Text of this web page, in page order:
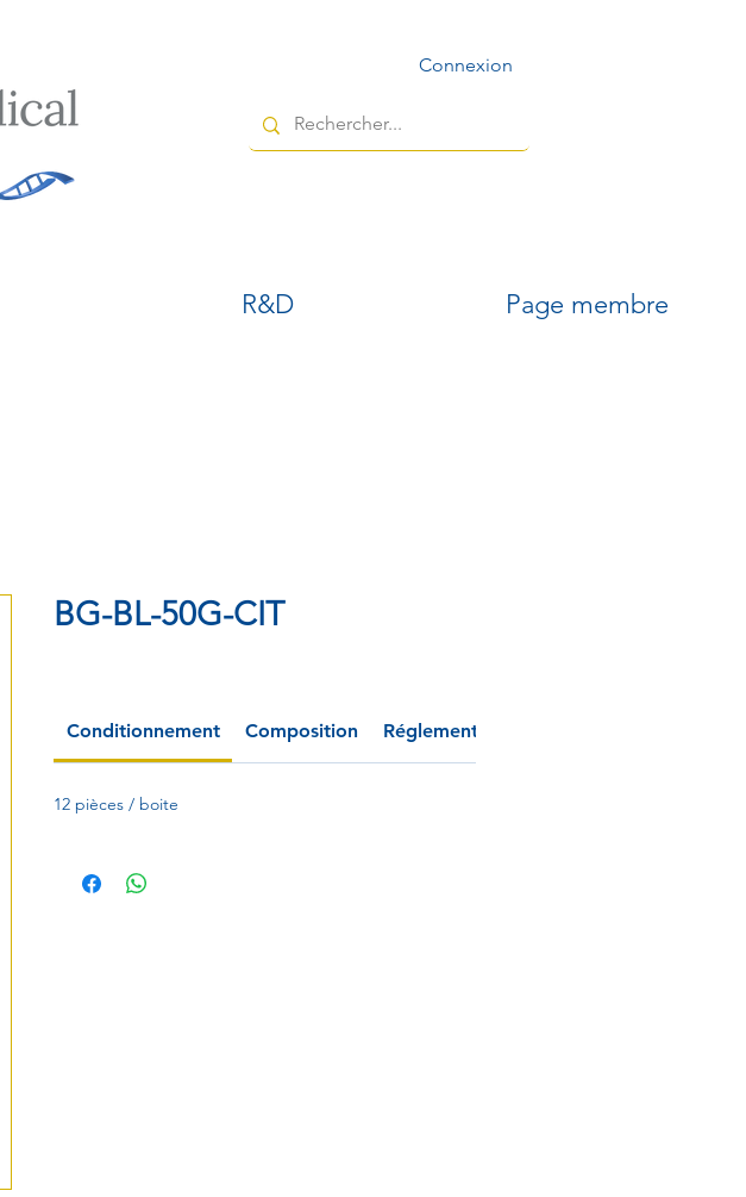
Connexion
R&D Page membre
BG-BL-50G-CIT
Conditionnement Composition Réglementation
12 pièces / boite